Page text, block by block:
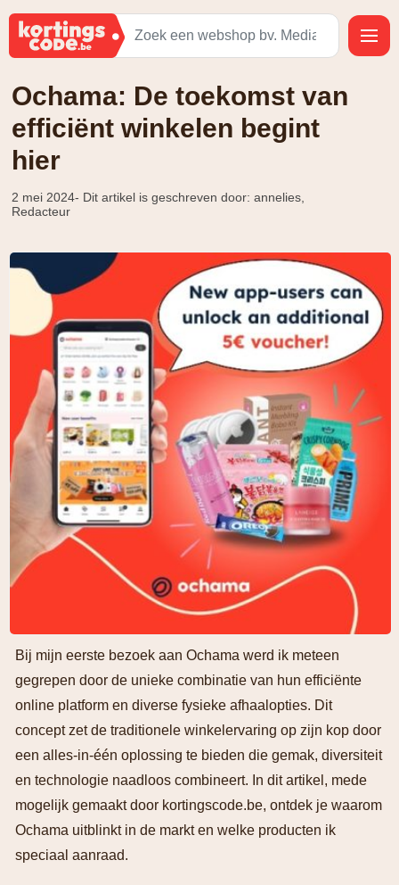
Ochama: De toekomst van
efficiënt winkelen begint
hier
2 mei 2024- Dit artikel is geschreven door: annelies,
Redacteur
Bij mijn eerste bezoek aan Ochama werd ik meteen
gegrepen door de unieke combinatie van hun efficiënte
online platform en diverse fysieke afhaalopties. Dit
concept zet de traditionele winkelervaring op zijn kop door
een alles-in-één oplossing te bieden die gemak, diversiteit
en technologie naadloos combineert. In dit artikel, mede
mogelijk gemaakt door kortingscode.be, ontdek je waarom
Ochama uitblinkt in de markt en welke producten ik
speciaal aanraad.